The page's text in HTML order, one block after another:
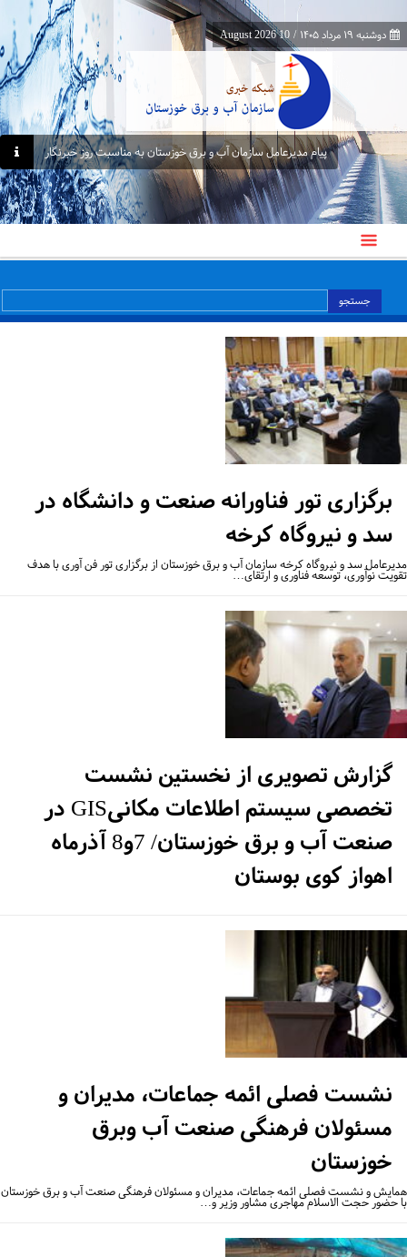
دوشنبه ۱۹ مرداد ۱۴۰۵ /
10 August 2026
پیام مدیرعامل سازمان آب و برق خوزستان به مناسبت روز خبرنگار
جستجو
برگزاری تور فناورانه صنعت و دانشگاه در
سد و نیروگاه کرخه
سد و نیروگاه کرخه سازمان آب و برق خوزستان از برگزاری تور فن آوری با هدف
نوآوری، توسعه فناوری و ارتقای…
گزارش تصویری از نخستین نشست
تخصصی سیستم اطلاعات مکانیGIS در
صنعت آب و برق خوزستان/ 7و8 آذرماه
اهواز کوی بوستان
نشست فصلی ائمه جماعات، مدیران و
مسئولان فرهنگی صنعت آب وبرق
خوزستان
و نشست فصلی ائمه جماعات، مدیران و مسئولان فرهنگی صنعت آب و برق خوزستان
حضور حجت الاسلام مهاجری مشاور وزیر و…